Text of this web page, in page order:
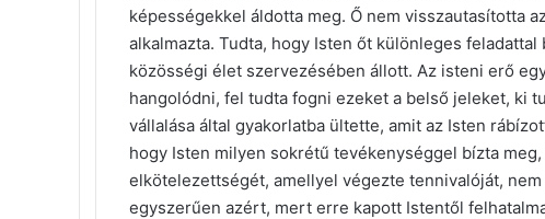
képességekkel áldotta meg. Ő nem visszautasította
alkalmazta. Tudta, hogy Isten őt különleges
közösségi élet szervezésében állott. Az isteni erő
hangolódni, fel tudta fogni ezeket a belső jeleket, ki
vállalása által gyakorlatba ültette, amit az Isten
hogy Isten milyen sokrétű tevékenységgel bízta
elkötelezettségét, amellyel végezte tennivalóját,
egyszerűen azért, mert erre kapott Istentől